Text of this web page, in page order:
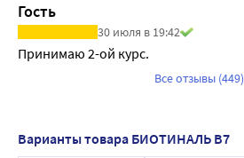
Гость
30 июля в 19:42
Принимаю 2-ой курс.
Все отзывы (449)
Варианты товара БИОТИНАЛЬ В7